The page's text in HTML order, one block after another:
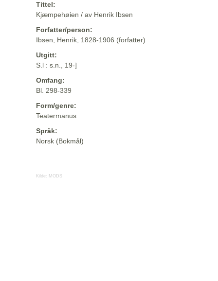
Tittel:
Kjæmpehøien / av Henrik Ibsen
Forfatter/person:
Ibsen, Henrik, 1828-1906 (forfatter)
Utgitt:
S.l : s.n., 19-]
Omfang:
Bl. 298-339
Form/genre:
Teatermanus
Språk:
Norsk (Bokmål)
Kilde: MODS